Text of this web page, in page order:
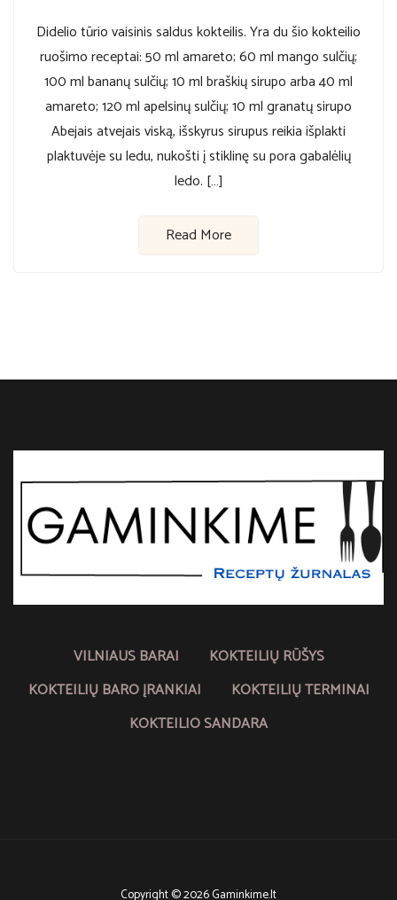
Didelio tūrio vaisinis saldus kokteilis. Yra du šio kokteilio
ruošimo receptai: 50 ml amareto; 60 ml mango sulčių;
100 ml bananų sulčių; 10 ml braškių sirupo arba 40 ml
amareto; 120 ml apelsinų sulčių; 10 ml granatų sirupo
Abejais atvejais viską, išskyrus sirupus reikia išplakti
plaktuvėje su ledu, nukošti į stiklinę su pora gabalėlių
ledo. […]
Read More
VILNIAUS BARAI
KOKTEILIŲ RŪŠYS
KOKTEILIŲ BARO ĮRANKIAI
KOKTEILIŲ TERMINAI
KOKTEILIO SANDARA
Copyright © 2026 Gaminkime.lt